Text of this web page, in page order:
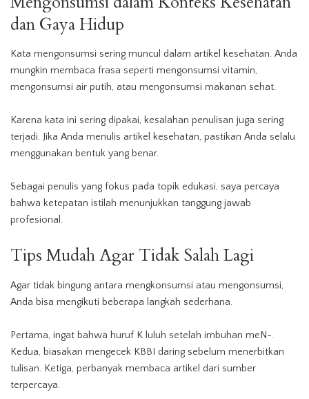
dan Gaya Hidup
Kata mengonsumsi sering muncul dalam artikel kesehatan. Anda
mungkin membaca frasa seperti mengonsumsi vitamin,
mengonsumsi air putih, atau mengonsumsi makanan sehat.
Karena kata ini sering dipakai, kesalahan penulisan juga sering
terjadi. Jika Anda menulis artikel kesehatan, pastikan Anda selalu
menggunakan bentuk yang benar.
Sebagai penulis yang fokus pada topik edukasi, saya percaya
bahwa ketepatan istilah menunjukkan tanggung jawab
profesional.
Tips Mudah Agar Tidak Salah Lagi
Agar tidak bingung antara mengkonsumsi atau mengonsumsi,
Anda bisa mengikuti beberapa langkah sederhana.
Pertama, ingat bahwa huruf K luluh setelah imbuhan meN-.
Kedua, biasakan mengecek KBBI daring sebelum menerbitkan
tulisan. Ketiga, perbanyak membaca artikel dari sumber
terpercaya.